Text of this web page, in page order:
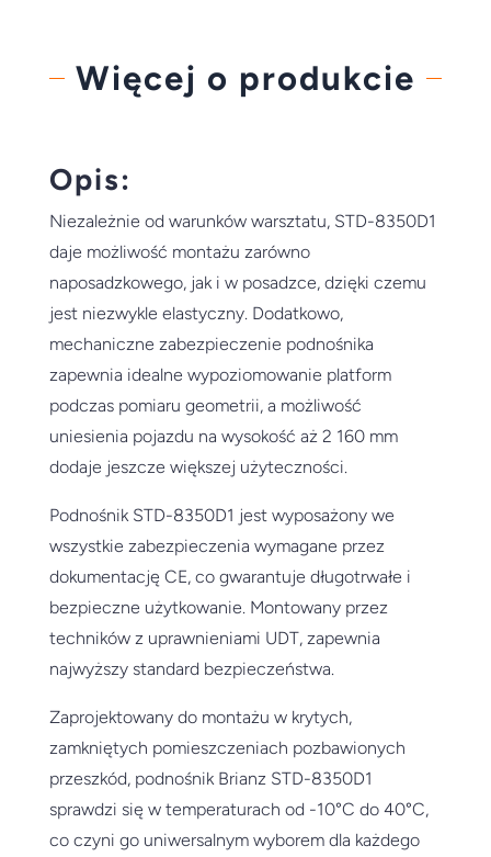
Więcej o produkcie
Opis:
Niezależnie od warunków warsztatu, STD-8350D1
daje możliwość montażu zarówno
naposadzkowego, jak i w posadzce, dzięki czemu
jest niezwykle elastyczny. Dodatkowo,
mechaniczne zabezpieczenie podnośnika
zapewnia idealne wypoziomowanie platform
podczas pomiaru geometrii, a możliwość
uniesienia pojazdu na wysokość aż 2 160 mm
dodaje jeszcze większej użyteczności.
Podnośnik STD-8350D1 jest wyposażony we
wszystkie zabezpieczenia wymagane przez
dokumentację CE, co gwarantuje długotrwałe i
bezpieczne użytkowanie. Montowany przez
techników z uprawnieniami UDT, zapewnia
najwyższy standard bezpieczeństwa.
Zaprojektowany do montażu w krytych,
zamkniętych pomieszczeniach pozbawionych
przeszkód, podnośnik Brianz STD-8350D1
sprawdzi się w temperaturach od -10°C do 40°C,
co czyni go uniwersalnym wyborem dla każdego